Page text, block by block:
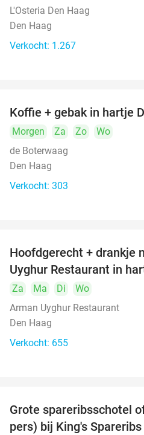
L'Osteria Den Haag
Den Haag
Verkocht: 1.267
Koffie + gebak in hartje
Morgen Za Zo
Wo
de Boterwaag
Den Haag
Verkocht: 303
Hoofdgerecht + drankje
Uyghur Restaurant in
Za Ma Di
Wo
Arman Uyghur Restaurant
Den Haag
Verkocht: 655
Grote spareribsschotel
pers) bij King's